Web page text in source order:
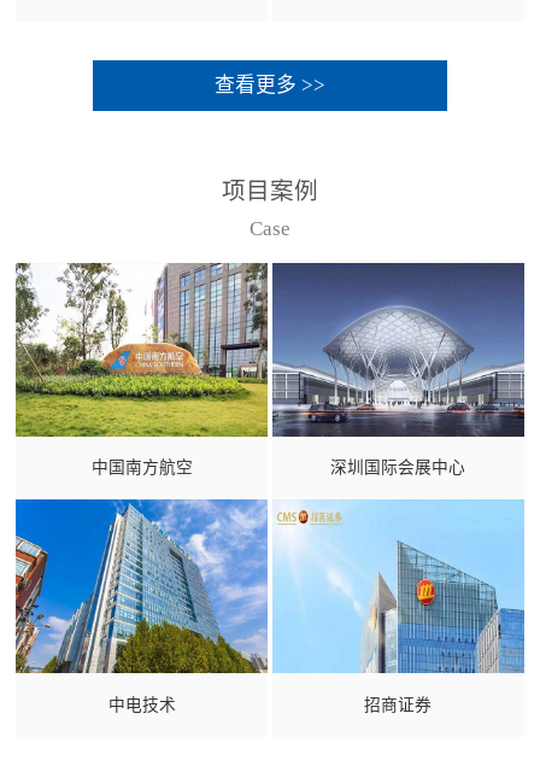
查看更多 >>
项目案例
Case
中国南方航空 深圳国际会展中心
中电技术 招商证券